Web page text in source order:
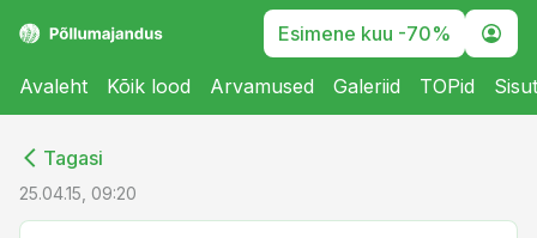
Esimene kuu -70%
Avaleht Kõik lood Arvamused Galeriid TOPid
Tagasi
25.04.15, 09:20